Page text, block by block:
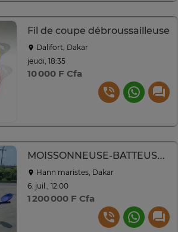
Fil de coupe débroussailleuse
Dalifort, Dakar
jeudi, 18:35
10 000 F Cfa
MOISSONNEUSE-BATTEUSE À MAÏS DIESEL – MODÈLE 195
Hann maristes, Dakar
6. juil., 12:00
1 200 000 F Cfa